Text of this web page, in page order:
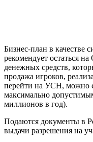
Бизнес-план в качестве
рекомендует остаться
денежных средств,
продажа игроков,
перейти на УСН, можно
максимально
миллионов в год).
Подаются документы в
выдачи разрешения на